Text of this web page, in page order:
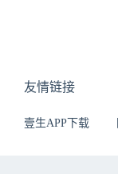
友情链接
壹生APP下载